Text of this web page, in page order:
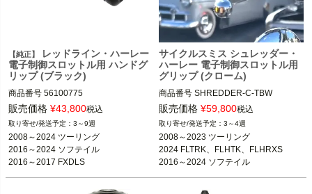
【純正】
レッドライン・ハーレー
電子制御スロットル用 ハンドグ
リップ (ブラック)
商品番号 56100775
販売価格 ¥43,800税込
3～9週
2008～2024 ツーリング
2016～2024 ソフテイル
2016～2017 FXDLS
サイクルスミス シュレッダー・
ハーレー 電子制御スロットル用
グリップ (クローム)
商品番号 SHREDDER-C-TBW
販売価格 ¥59,800税込
3～4週
2008～2023 ツーリング
2024 FLTRK、FLHTK、FLHRXS
2016～2024 ソフテイル